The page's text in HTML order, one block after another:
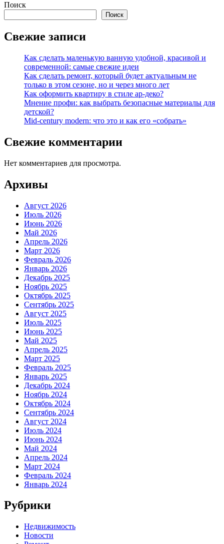
Поиск
Поиск
Свежие записи
Как сделать маленькую ванную удобной, красивой и
современной: самые свежие идеи
Как сделать ремонт, который будет актуальным не
только в этом сезоне, но и через много лет
Как оформить квартиру в стиле ар-деко?
Мнение профи: как выбрать безопасные материалы для
детской?
Mid-century modern: что это и как его «собрать»
Свежие комментарии
Нет комментариев для просмотра.
Архивы
Август 2026
Июль 2026
Июнь 2026
Май 2026
Апрель 2026
Март 2026
Февраль 2026
Январь 2026
Декабрь 2025
Ноябрь 2025
Октябрь 2025
Сентябрь 2025
Август 2025
Июль 2025
Июнь 2025
Май 2025
Апрель 2025
Март 2025
Февраль 2025
Январь 2025
Декабрь 2024
Ноябрь 2024
Октябрь 2024
Сентябрь 2024
Август 2024
Июль 2024
Июнь 2024
Май 2024
Апрель 2024
Март 2024
Февраль 2024
Январь 2024
Рубрики
Недвижимость
Новости